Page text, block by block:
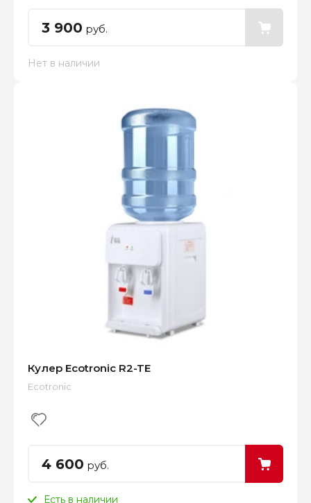
3 900 руб.
Нет в наличии
Кулер Ecotronic R2-TE
Ecotronic
4 600 руб.
Есть в наличии